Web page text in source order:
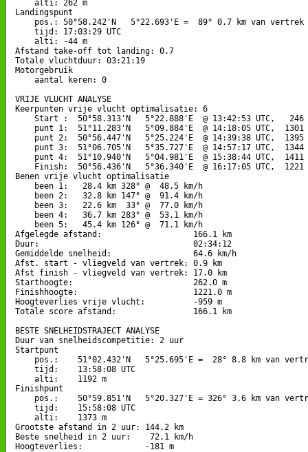
    alti: 262 m
Landingspunt
    pos.: 50°58.242'N   5°22.693'E =  89° 0.7 km van vertrek
    tijd: 17:03:29 UTC
    alti: -44 m
Afstand take-off tot landing: 0.7
Totale vluchtduur: 03:21:19
Motorgebruik
    aantal keren: 0
VRIJE VLUCHT ANALYSE
Keerpunten vrije vlucht optimalisatie: 6
Start :  50°58.313'N   5°22.888'E  @ 13:42:53 UTC,   246
punt 1:  51°11.283'N   5°09.884'E  @ 14:18:05 UTC,  1301
punt 2:  50°56.447'N   5°25.224'E  @ 14:39:38 UTC,  1395
punt 3:  51°06.705'N   5°35.727'E  @ 14:57:17 UTC,  1344
punt 4:  51°10.940'N   5°04.981'E  @ 15:38:44 UTC,  1411
Finish:  50°56.436'N   5°36.340'E  @ 16:17:05 UTC,  1221
Benen vrije vlucht optimalisatie
    been 1:   28.4 km 328° @  48.5 km/h
    been 2:   32.8 km 147° @  91.4 km/h
    been 3:   22.6 km  33° @  77.0 km/h
    been 4:   36.7 km 283° @  53.1 km/h
    been 5:   45.4 km 126° @  71.1 km/h
Afgelegde afstand:                   166.1 km
Duur:                                02:34:12
Gemiddelde snelheid:                 64.6 km/h
Afst. start - vliegveld van vertrek: 0.9 km
Afst finish - vliegveld van vertrek: 17.0 km
Starthoogte:                         262.0 m
Finishhoogte:                        1221.0 m
Hoogteverlies vrije vlucht:          -959 m
Totale score afstand:                166.1 km
BESTE SNELHEIDSTRAJECT ANALYSE
Duur van snelheidscompetitie: 2 uur
Startpunt
pos.:    51°02.432'N   5°25.695'E =  28° 8.8 km van
    tijd:    13:58:08 UTC
    alti:    1192 m
Finishpunt
pos.:    50°59.851'N   5°20.327'E = 326° 3.6 km van
    tijd:    15:58:08 UTC
    alti:    1373 m
Grootste afstand in 2 uur: 144.2 km
Beste snelheid in 2 uur:    72.1 km/h
Hoogteverlies:             -181 m